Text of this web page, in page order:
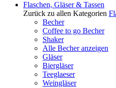
Flaschen, Gläser & Tassen
Zurück zu allen Kategorien
Becher
Coffee to go Becher
Shaker
Alle Becher anzeigen
Gläser
Biergläser
Teeglaeser
Weingläser